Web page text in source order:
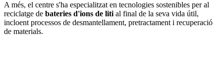
A més, el centre s'ha especialitzat en tecnologies sostenibles per al
reciclatge de bateries d'ions de liti al final de la seva vida útil,
incloent processos de desmantellament, pretractament i recuperació
de materials.